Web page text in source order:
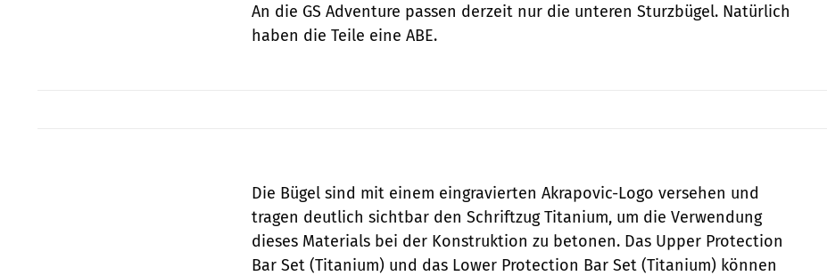
An die GS Adventure passen derzeit nur die unteren Sturzbügel. Natürlich
haben die Teile eine ABE.
Die Bügel sind mit einem eingravierten Akrapovic-Logo versehen und
tragen deutlich sichtbar den Schriftzug Titanium, um die Verwendung
dieses Materials bei der Konstruktion zu betonen. Das Upper Protection
Bar Set (Titanium) und das Lower Protection Bar Set (Titanium) können